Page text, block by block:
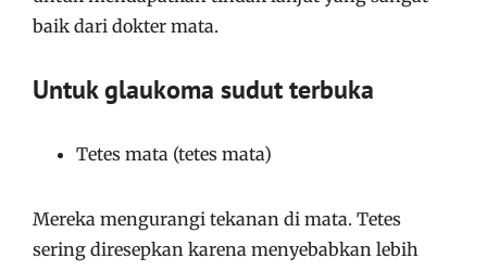
baik dari dokter mata.
Untuk glaukoma sudut terbuka
Tetes mata (tetes mata)
Mereka mengurangi tekanan di mata. Tetes
sering diresepkan karena menyebabkan lebih